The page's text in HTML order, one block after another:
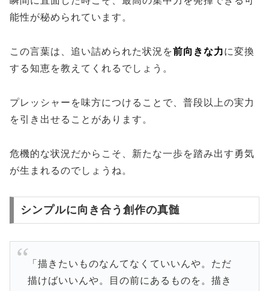
能性が秘められています。
この言葉は、追い詰められた状況を前向きな力に変換
する知恵を教えてくれるでしょう。
プレッシャーを味方につけることで、普段以上の実力
を引き出せることがあります。
危機的な状況だからこそ、新たな一歩を踏み出す勇気
が生まれるのでしょうね。
シンプルに向き合う創作の真髄
「描きたいものなんてなくていいんや。ただ
描けばいいんや。目の前にあるものを。描き